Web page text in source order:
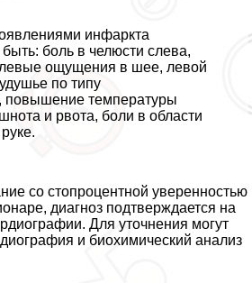
инфаркта
боль в челюсти слева,
ощущения в шее, левой
по типу
повышение температуры
и рвота, боли в области
со стопроцентной уверенностью
диагноз подтверждается на
Для уточнения могут
и биохимический анализ